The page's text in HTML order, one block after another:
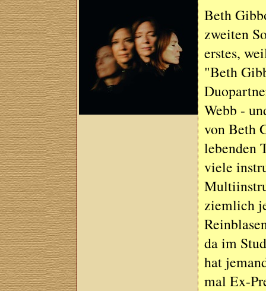
Beth
zweiten
erstes,
"Beth
Webb -
von Beth
lebenden
viele
ziemlich
da im
hat
mal Ex-